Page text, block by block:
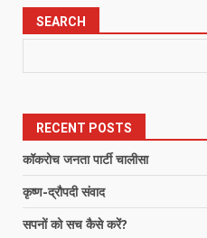
SEARCH
RECENT POSTS
कॉकरोच जनता पार्टी चालीसा
कृष्ण-द्रौपदी संवाद
सपनों को सच कैसे करें?